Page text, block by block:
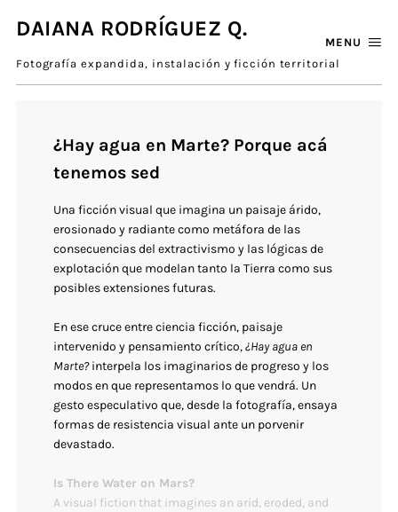
DAIANA RODRÍGUEZ Q.
Fotografía expandida, instalación y ficción territorial
MENU
¿Hay agua en Marte? Porque acá
tenemos sed
Una ficción visual que imagina un paisaje árido,
erosionado y radiante como metáfora de las
consecuencias del extractivismo y las lógicas de
explotación que modelan tanto la Tierra como sus
posibles extensiones futuras.
En ese cruce entre ciencia ficción, paisaje
intervenido y pensamiento crítico,¿Hay agua en
Marte?interpela los imaginarios de progreso y los
modos en que representamos lo que vendrá. Un
gesto especulativo que, desde la fotografía, ensaya
formas de resistencia visual ante un porvenir
devastado.
Is There Water on Mars?
A visual fiction that imagines an arid, eroded, and